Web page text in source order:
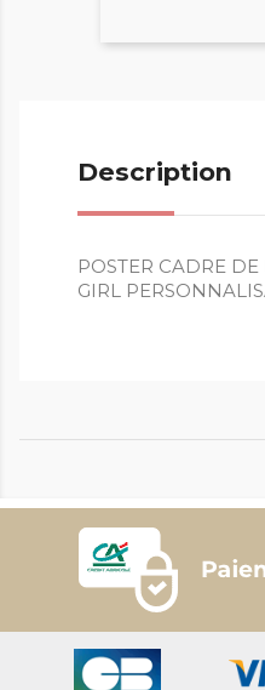
Description
POSTER CADRE
GIRL